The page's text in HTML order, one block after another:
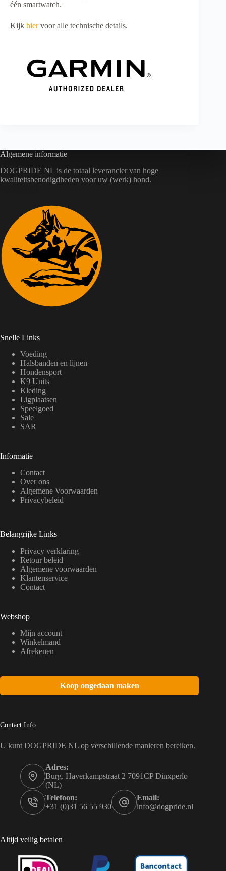
één smartwatch.
Kijk hiervoor alle technische details.
Algemene informatie
DOGPRIDE NL is de totaal leverancier van hoge
kwaliteitsbenodigdheden voor uw (werk) hond.
Snelle Links
Voeding
Halsbanden en lijnen
Hondensport
K9 Units
Kleding
Ligplaatsen
Speelgoed
Sale
SAR
Informatie
Contact
Over ons
Algemene Voorwaarden
Privacybeleid
Belangrijke Links
Privacy verklaring
Retour beleid
Algemene voorwaarden
Klantenservice
Contact
Webshop
Mijn account
Winkelmand
Afrekenen
Koop ongedaan maken
Contact Info
U kunt DOGPRIDE NL op verschillende manieren bereiken.
Adres:
Burg. Haverkampstraat 2 7091CP Dinxperlo
(NL)
Telefoon:
+31 (0)31 56 55 930
Email:
info@dogpride.nl
Altijd veilig betalen